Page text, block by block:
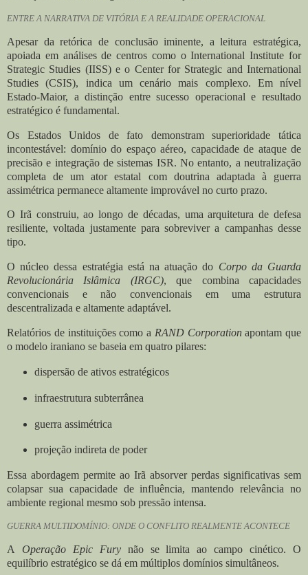
ENTRE A NARRATIVA DE VITÓRIA E A REALIDADE OPERACIONAL
Apesar da retórica de conclusão iminente, a leitura estratégica,
apoiada em análises de centros como o International Institute for
Strategic Studies (IISS) e o Center for Strategic and International
Studies (CSIS), indica um cenário mais complexo. Em nível
Estado-Maior, a distinção entre sucesso operacional e resultado
estratégico é fundamental.
Os Estados Unidos de fato demonstram superioridade tática
incontestável: domínio do espaço aéreo, capacidade de ataque de
precisão e integração de sistemas ISR. No entanto, a neutralização
completa de um ator estatal com doutrina adaptada à guerra
assimétrica permanece altamente improvável no curto prazo.
O Irã construiu, ao longo de décadas, uma arquitetura de defesa
resiliente, voltada justamente para sobreviver a campanhas desse
tipo.
O núcleo dessa estratégia está na atuação do Corpo da Guarda
Revolucionária Islâmica (IRGC), que combina capacidades
convencionais e não convencionais em uma estrutura
descentralizada e altamente adaptável.
Relatórios de instituições como a RAND Corporationapontam que
o modelo iraniano se baseia em quatro pilares:
dispersão de ativos estratégicos
infraestrutura subterrânea
guerra assimétrica
projeção indireta de poder
Essa abordagem permite ao Irã absorver perdas significativas sem
colapsar sua capacidade de influência, mantendo relevância no
ambiente regional mesmo sob pressão intensa.
GUERRA MULTIDOMÍNIO: ONDE O CONFLITO REALMENTE ACONTECE
A Operação Epic Furynão se limita ao campo cinético. O
equilíbrio estratégico se dá em múltiplos domínios simultâneos.